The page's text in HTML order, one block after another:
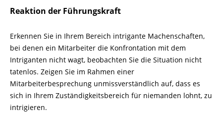
Reaktion der Führungskraft
Erkennen Sie in Ihrem Bereich intrigante Machenschaften,
bei denen ein Mitarbeiter die Konfrontation mit dem
Intriganten nicht wagt, beobachten Sie die Situation nicht
tatenlos. Zeigen Sie im Rahmen einer
Mitarbeiterbesprechung unmissverständlich auf, dass es
sich in Ihrem Zuständigkeitsbereich für niemanden lohnt, zu
intrigieren.